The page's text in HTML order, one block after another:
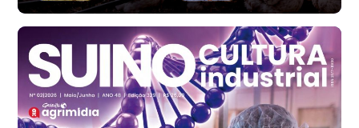
cx
Frango - Indicador
SP
R$ 7,13
kg
Frango - Indicador